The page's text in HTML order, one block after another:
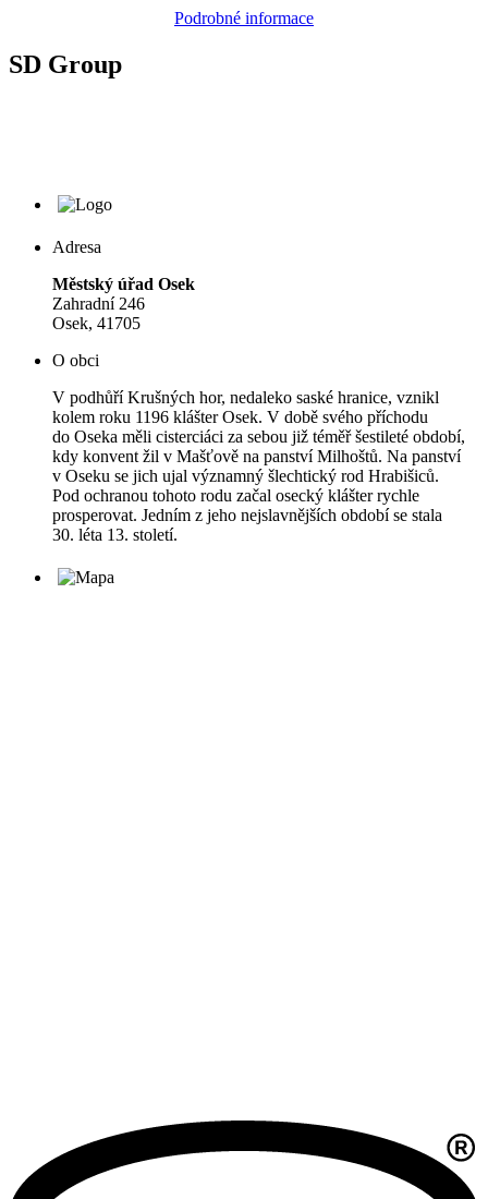
Podrobné informace
SD Group
Adresa
Městský úřad Osek
Zahradní 246
Osek, 41705
O obci
V podhůří Krušných hor, nedaleko saské hranice, vznikl
kolem roku 1196 klášter Osek. V době svého příchodu
do Oseka měli cisterciáci za sebou již téměř šestileté období,
kdy konvent žil v Mašťově na panství Milhoštů. Na panství
v Oseku se jich ujal významný šlechtický rod Hrabišiců.
Pod ochranou tohoto rodu začal osecký klášter rychle
prosperovat. Jedním z jeho nejslavnějších období se stala
30. léta 13. století.